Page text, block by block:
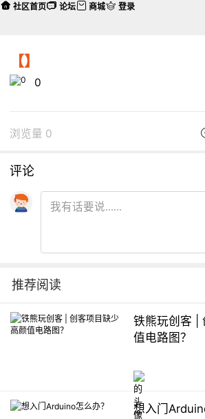
【】
0
浏览量 0
评论
推荐阅读
铁熊玩创客 |
值电路图？
想入门
社区首页 论坛 商城 登录